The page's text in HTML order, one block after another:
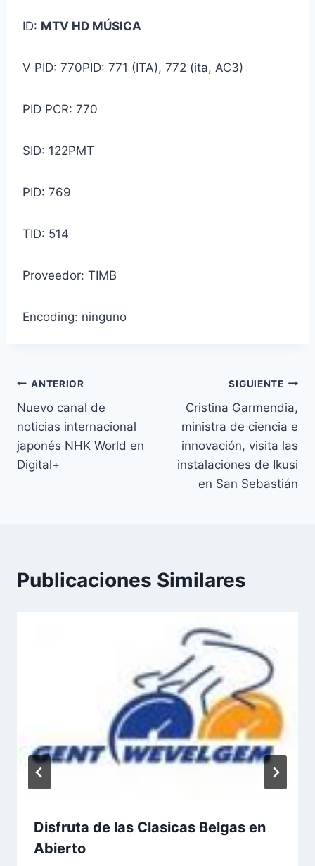
ID: MTV HD MÚSICA
V PID: 770PID: 771 (ITA), 772 (ita, AC3)
PID PCR: 770
SID: 122PMT
PID: 769
TID: 514
Proveedor: TIMB
Encoding: ninguno
Navegación
de
entradas
ANTERIOR
Nuevo canal de
noticias internacional
japonés NHK World en
Digital+
SIGUIENTE
Cristina Garmendia,
ministra de ciencia e
innovación, visita las
instalaciones de Ikusi
en San Sebastián
Publicaciones Similares
Disfruta de las Clasicas Belgas en
Abierto